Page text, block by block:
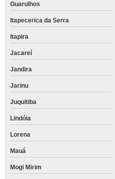
Guarulhos
Itapecerica da Serra
Itapira
Jacareí
Jandira
Jarinu
Juquitiba
Lindóia
Lorena
Mauá
Mogi Mirim